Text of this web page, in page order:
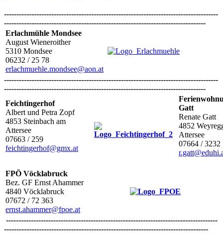
--------------------------------------------------------------------------------------
---------------------------------------------------------------------------------
Erlachmühle Mondsee
August Wieneroither
5310 Mondsee
06232 / 25 78
erlachmuehle.mondsee@aon.at
--------------------------------------------------------------------------------------
---------------------------------------------------------------------------------
Feichtingerhof
Albert und Petra Zopf
4853 Steinbach am
Attersee
07663 / 259
feichtingerhof@gmx.at
Gatt
Renate Gatt
4852
07664 / 3232
FPÖ Vöcklabruck
Bez. GF Ernst Ahammer
4840 Vöcklabruck
07672 / 72 363
ernst.ahammer@fpoe.at
-------------------------------------------------------------------------------------
----------------------------------------------------------------------------------